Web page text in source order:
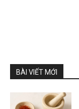
BÀI VIẾT MỚI